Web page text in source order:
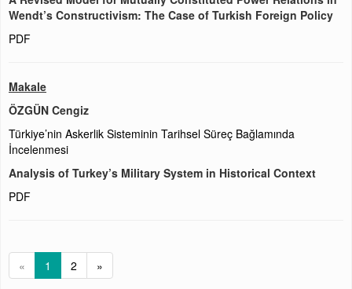
Wendt’s Constructivism: The Case of Turkish Foreign Policy
PDF
Makale
ÖZGÜN Cengiz
Türkiye’nin Askerlik Sisteminin Tarihsel Süreç Bağlamında
İncelenmesi
Analysis of Turkey’s Military System in Historical Context
PDF
« 1 2 »